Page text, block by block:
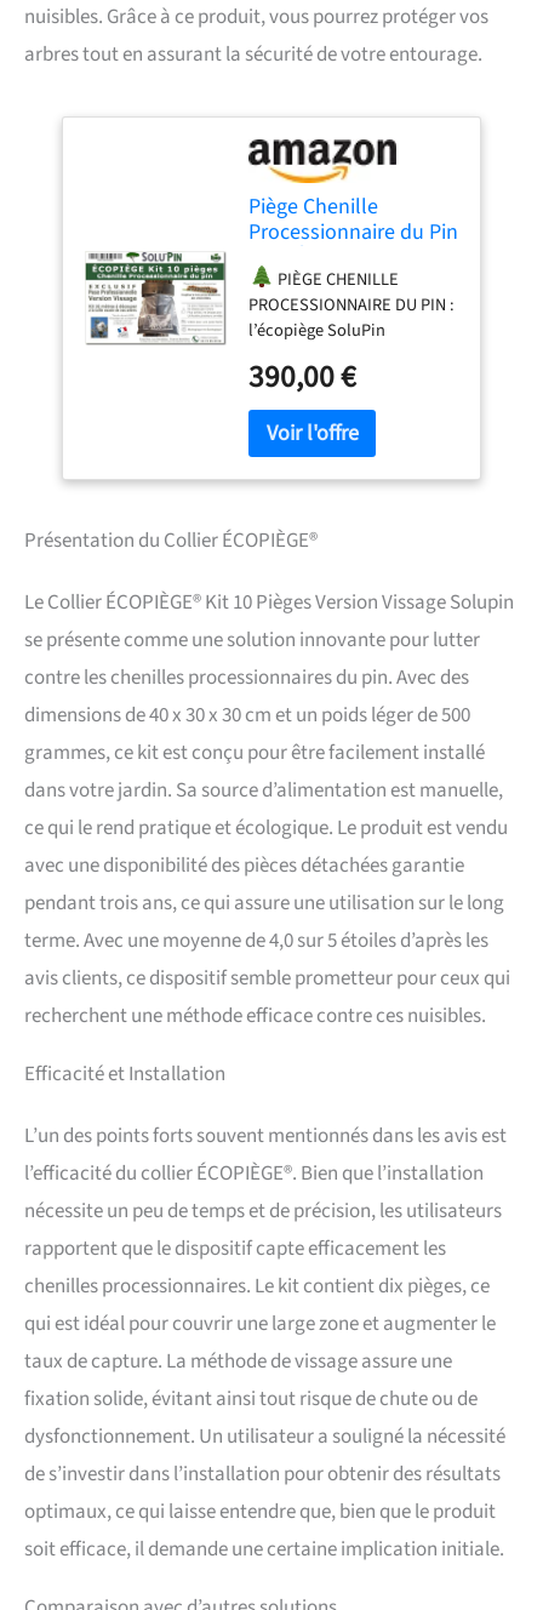
nuisibles. Grâce à ce produit, vous pourrez protéger vos
arbres tout en assurant la sécurité de votre entourage.
Piège Chenille
Processionnaire du Pin
16,60 m à Découper
(Jusqu’à 10 Pièges Ø
50 cm) – Cerclage
Réutilisable sans
Insecticide – Idéal
Grands Troncs –
Fabriqué en France
PIÈGE CHENILLE
PROCESSIONNAIRE DU PIN :
l’écopiège SoluPin
processionnaires
lorsqu’elles descendent du
pin pour s’enterrer dans le
sol, stoppant les
processions et limitant leur
JUSQU’À 10 PIÈGES
de 16,60 m linéaires à
découper permettant de
réaliser jusqu’à 10 pièges Ø
50 cm, idéal pour équiper
plusieurs arbres. Contenu :
10 mètres de colerette
découpable, 10 mètres de
bande de mousse, 10 tubes
de descente, du mastic, 10
sacs collecteurs, 60 Vis 6x50,
20 Vis 6x30,1 embout de
vissage TX30, 1 notice de
pose.
IDÉAL POUR TRÈS
particulièrement adaptée
aux gros troncs et arbres
adultes, souvent présents
dans les parcs, jardins ou
solidement plaquée contre
l’écorce pour empêcher les
chenilles de passer derrière
le piège.
SOLUTION
ÉCOLOGIQUE SANS
INSECTICIDE : piège
mécanique qui utilise
comportement naturel des
chenilles processionnaires,
sans produit chimique. 🛠
INSTALLATION SIMPLE ET
ADAPTABLE : la longueur à
facilement le piège à la
circonférence du tronc.
CAPTURE DANS SAC
COLLECTEUR : les chenilles
390,00 €
Présentation du Collier ÉCOPIÈGE®
Le Collier ÉCOPIÈGE® Kit 10 Pièges Version Vissage Solupin
se présente comme une solution innovante pour lutter
contre les chenilles processionnaires du pin. Avec des
dimensions de 40 x 30 x 30 cm et un poids léger de 500
grammes, ce kit est conçu pour être facilement installé
dans votre jardin. Sa source d’alimentation est manuelle,
ce qui le rend pratique et écologique. Le produit est vendu
avec une disponibilité des pièces détachées garantie
pendant trois ans, ce qui assure une utilisation sur le long
terme. Avec une moyenne de 4,0 sur 5 étoiles d’après les
avis clients, ce dispositif semble prometteur pour ceux qui
recherchent une méthode efficace contre ces nuisibles.
Efficacité et Installation
L’un des points forts souvent mentionnés dans les avis est
l’efficacité du collier ÉCOPIÈGE®. Bien que l’installation
nécessite un peu de temps et de précision, les utilisateurs
rapportent que le dispositif capte efficacement les
chenilles processionnaires. Le kit contient dix pièges, ce
qui est idéal pour couvrir une large zone et augmenter le
taux de capture. La méthode de vissage assure une
fixation solide, évitant ainsi tout risque de chute ou de
dysfonctionnement. Un utilisateur a souligné la nécessité
de s’investir dans l’installation pour obtenir des résultats
optimaux, ce qui laisse entendre que, bien que le produit
soit efficace, il demande une certaine implication initiale.